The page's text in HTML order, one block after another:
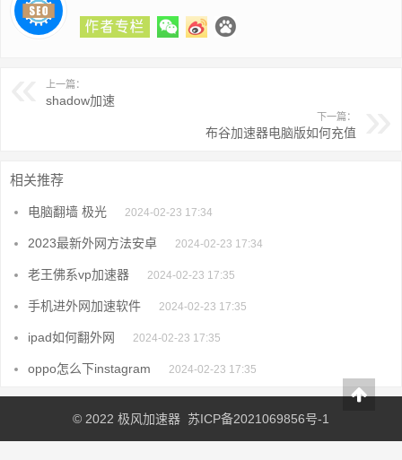
上一篇：
shadow加速
下一篇：
布谷加速器电脑版如何充值
相关推荐
电脑翻墙 极光 2024-02-23 17:34
2023最新外网方法安卓 2024-02-23 17:34
老王佛系vp加速器 2024-02-23 17:35
手机进外网加速软件 2024-02-23 17:35
ipad如何翻外网 2024-02-23 17:35
oppo怎么下instagram 2024-02-23 17:35
© 2022 极风加速器 苏ICP备2021069856号-1